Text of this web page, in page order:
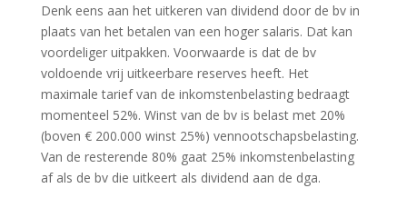
Denk eens aan het uitkeren van dividend door de bv in
plaats van het betalen van een hoger salaris. Dat kan
voordeliger uitpakken. Voorwaarde is dat de bv
voldoende vrij uitkeerbare reserves heeft. Het
maximale tarief van de inkomstenbelasting bedraagt
momenteel 52%. Winst van de bv is belast met 20%
(boven € 200.000 winst 25%) vennootschapsbelasting.
Van de resterende 80% gaat 25% inkomstenbelasting
af als de bv die uitkeert als dividend aan de dga.